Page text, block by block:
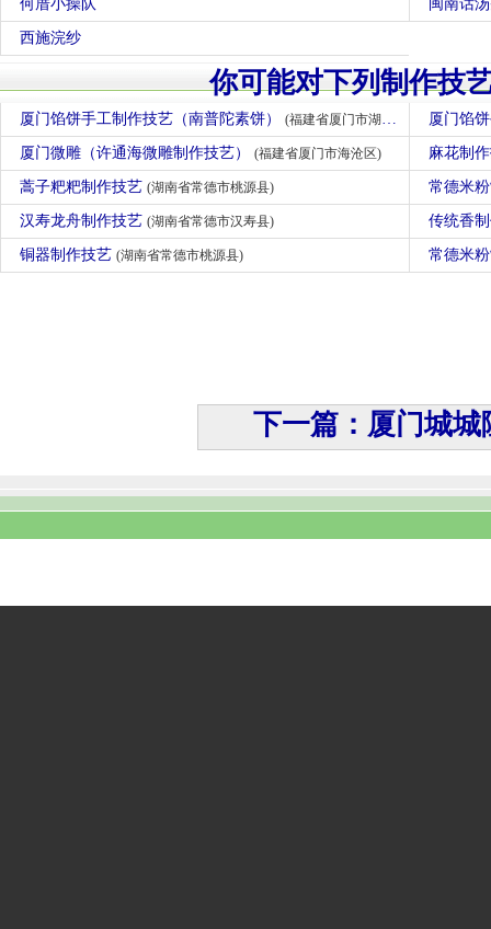
何厝小操队 闽南话
西施浣纱
你可能对下列制作技
厦门馅饼手工制作技艺（南普陀素饼） (福建省厦门市湖里区) 厦门馅
厦门微雕（许通海微雕制作技艺） (福建省厦门市海沧区) 麻花制
蒿子粑粑制作技艺 (湖南省常德市桃源县) 常德米
汉寿龙舟制作技艺 (湖南省常德市汉寿县) 传统香
铜器制作技艺 (湖南省常德市桃源县) 常德米
下一篇：厦门城城